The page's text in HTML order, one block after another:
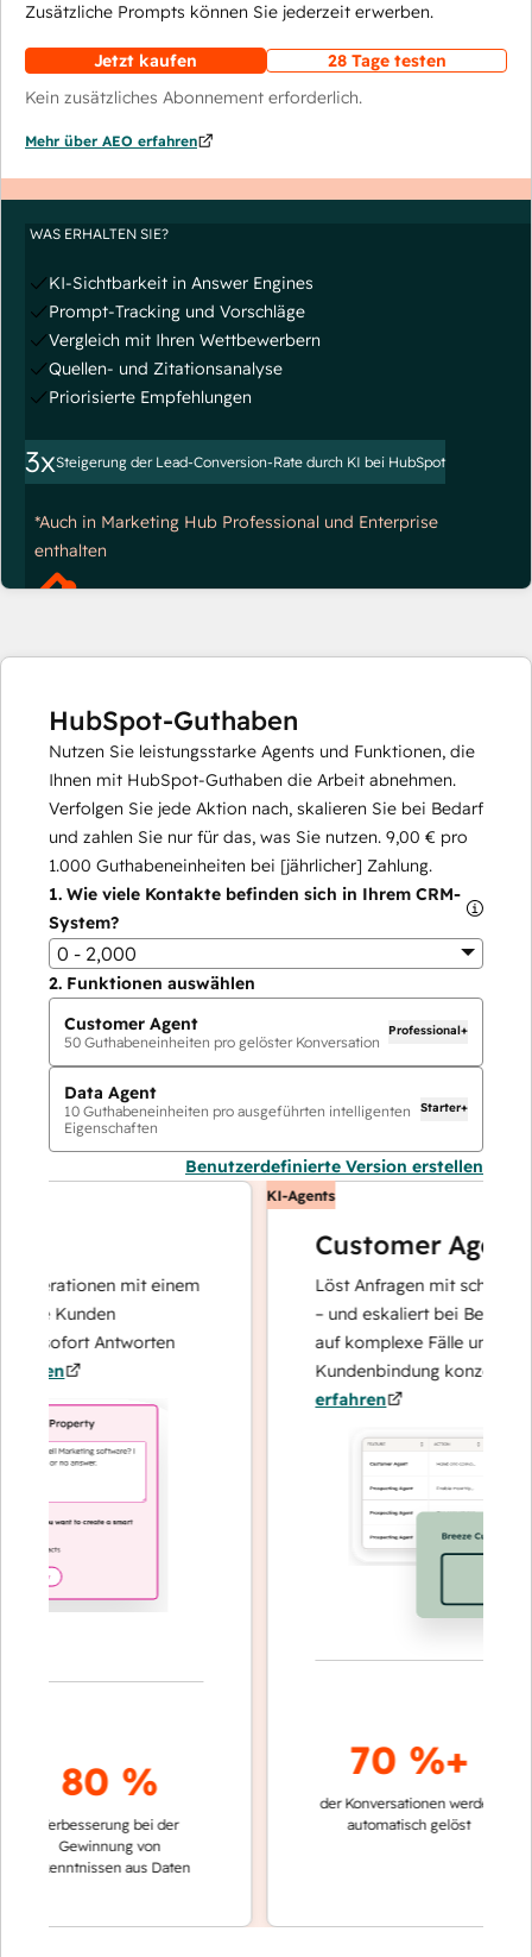
Zusätzliche Prompts können Sie jederzeit erwerben.
Jetzt kaufen
28 Tage testen
Kein zusätzliches Abonnement erforderlich.
Mehr über AEO erfahren
WAS ERHALTEN SIE?
KI-Sichtbarkeit in Answer Engines
Prompt-Tracking und Vorschläge
Vergleich mit Ihren Wettbewerbern
Quellen- und Zitationsanalyse
Priorisierte Empfehlungen
3xSteigerung der Lead-Conversion-Rate durch KI bei HubSpot
*Auch in Marketing Hub Professional und Enterprise
enthalten
HubSpot-Guthaben
Nutzen Sie leistungsstarke Agents und Funktionen, die
Ihnen mit HubSpot-Guthaben die Arbeit abnehmen.
Verfolgen Sie jede Aktion nach, skalieren Sie bei Bedarf
und zahlen Sie nur für das, was Sie nutzen. 9,00 € pro
1.000 Guthabeneinheiten bei [jährlicher] Zahlung.
1. Wie viele Kontakte befinden sich in Ihrem CRM-
System?
0 - 2,000
2. Funktionen auswählen
Customer Agent
50 Guthabeneinheiten pro gelöster Konversation
Professional+
Data Agent
10 Guthabeneinheiten pro ausgeführten intelligenten
Eigenschaften
Starter+
Benutzerdefinierte Version erstellen
mit einem
Kunden
sofort Antworten
80 %
Verbesserung bei der
Gewinnung von
aus Daten
KI-Agents
Customer Agent
Löst Anfragen mit schnellen,
– und eskaliert bei Bedarf,
auf komplexe Fälle und den
Kundenbindung konzentrieren
erfahren
70 %+
der Konversationen werden
automatisch gelöst